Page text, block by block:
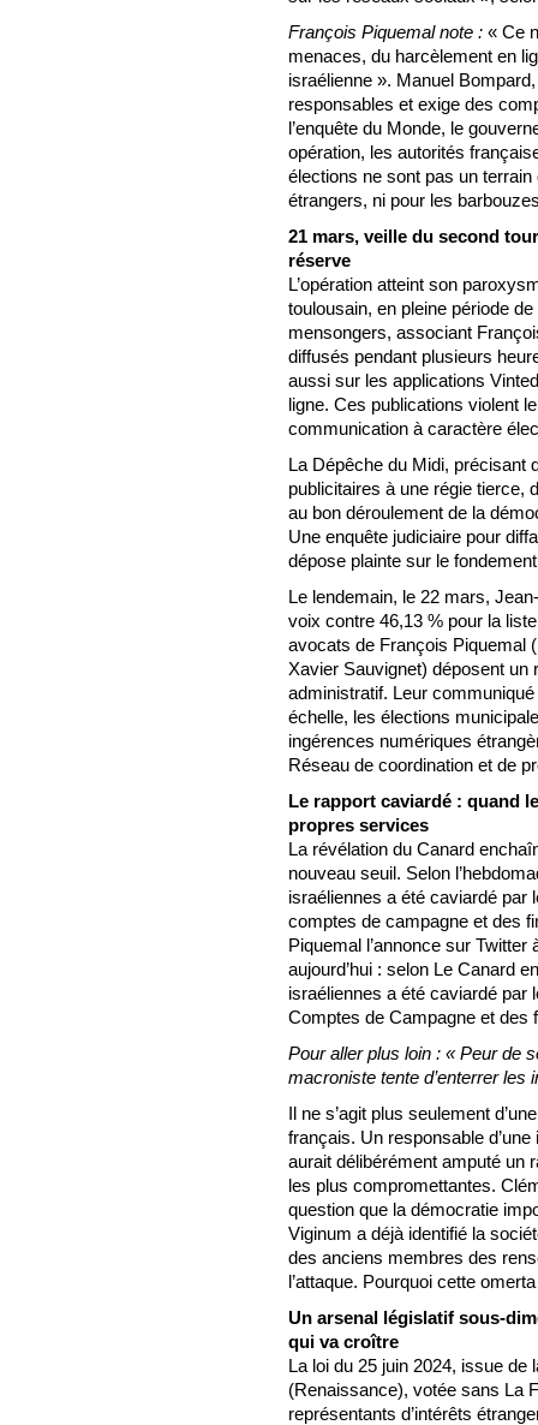
François Piquemal note : « Ce
menaces, du harcèlement en
israélienne ». Manuel
responsables et exige des
l’enquête du Monde, le
opération, les autorités
élections ne sont pas un
étrangers, ni pour les
21 mars, veille du second
réserve
L’opération atteint son
toulousain, en pleine période
mensongers, associant
diffusés pendant plusieurs
aussi sur les applications
ligne. Ces publications violent
communication à caractère
La Dépêche du Midi, précisant
publicitaires à une régie tierce,
au bon déroulement de la
Une enquête judiciaire pour
dépose plainte sur le
Le lendemain, le 22 mars,
voix contre 46,13 % pour la
avocats de François Piquemal
Xavier Sauvignet) déposent un
administratif. Leur
échelle, les élections
ingérences numériques
Réseau de coordination et de
Le rapport caviardé : quand
propres services
La révélation du Canard
nouveau seuil. Selon
israéliennes a été caviardé par
comptes de campagne et des
Piquemal l’annonce sur
aujourd’hui : selon Le Canard
israéliennes a été caviardé par
Comptes de Campagne et des
Pour aller plus loin : « Peur de
macroniste tente d’enterrer
Il ne s’agit plus seulement
français. Un responsable
aurait délibérément amputé un
les plus compromettantes.
question que la démocratie
Viginum a déjà identifié la
des anciens membres des
l’attaque. Pourquoi cette
Un arsenal législatif sous-
qui va croître
La loi du 25 juin 2024, issue de
(Renaissance), votée sans La
représentants d’intérêts